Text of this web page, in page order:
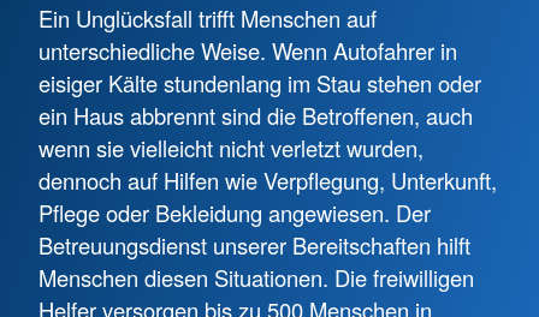
Ein Unglücksfall trifft Menschen auf
unterschiedliche Weise. Wenn Autofahrer in
eisiger Kälte stundenlang im Stau stehen oder
ein Haus abbrennt sind die Betroffenen, auch
wenn sie vielleicht nicht verletzt wurden,
dennoch auf Hilfen wie Verpflegung, Unterkunft,
Pflege oder Bekleidung angewiesen. Der
Betreuungsdienst unserer Bereitschaften hilft
Menschen diesen Situationen. Die freiwilligen
Helfer versorgen bis zu 500 Menschen in